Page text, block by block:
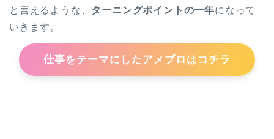
と言えるような、 ターニングポイントの一年になって
いきます。
仕事をテーマにしたアメブロはコチラ